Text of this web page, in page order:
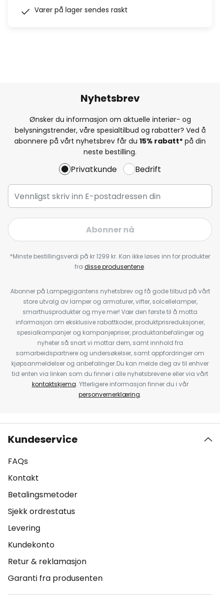
Varer på lager sendes raskt
Nyhetsbrev
Ønsker du informasjon om aktuelle interiør- og
belysningstrender, våre spesialtilbud og rabatter? Ved å
abonnere på vårt nyhetsbrev får du 15% rabatt* på din
neste bestilling.
Privatkunde Bedrift
Abonner nå
*Minste bestillingsverdi på kr 1299 kr. Kan ikke løses inn for produkter
fra disse produsentene.
Abonner på Lampegigantens nyhetsbrev og få gode tilbud på vårt
store utvalg av lamper og armaturer, vifter, solcellelamper,
smarthusprodukter og mye mer! Vær den første til å motta
informasjon om eksklusive rabattkoder, produktprisreduksjoner,
spesialkampanjer og kampanjepriser, produktanbefalinger og
nyheter så snart vi mottar dem, samt innhold fra
samarbeidspartnere og undersøkelser, samt oppfordringer om
kjøpsanmeldelser og anbefalinger.Du kan melde deg av til enhver
tid enten via linken som du finner i alle nyhetsbrevene eller via vårt
kontaktskjema. Ytterligere informasjon finner du i vår
personvernerklæring.
Kundeservice
FAQs
Kontakt
Betalingsmetoder
Sjekk ordrestatus
Levering
Kundekonto
Retur & reklamasjon
Garanti fra produsenten